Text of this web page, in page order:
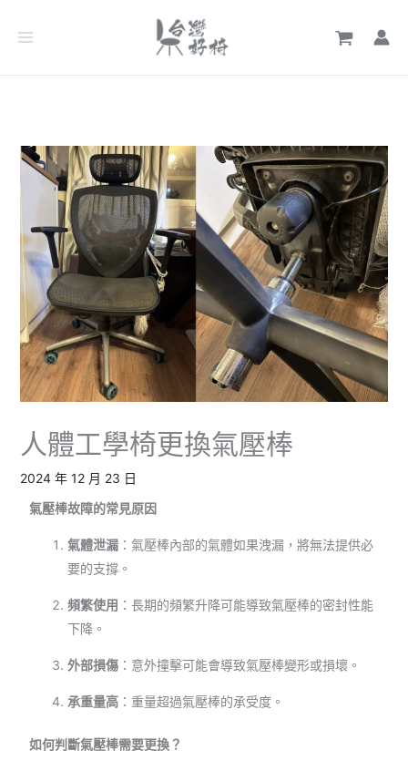
人體工學椅更換氣壓棒
2024 年 12 月 23 日
氣壓棒故障的常見原因
氣體泄漏：氣壓棒內部的氣體如果洩漏，將無法提供必
要的支撐。
頻繁使用 ：長期的頻繁升降可能導致氣壓棒的密封性能
下降。
外部損傷：意外撞擊可能會導致氣壓棒變形或損壞。
承重量高：重量超過氣壓棒的承受度。
如何判斷氣壓棒需要更換？
章